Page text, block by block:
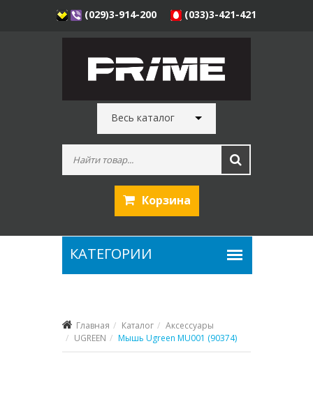
(029)3-914-200 (033)3-421-421
Весь каталог
Корзина
Главная Каталог
Аксессуары
UGREEN
Мышь Ugreen MU001 (90374)